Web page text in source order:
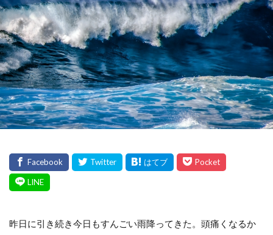
昨日に引き続き今日もすんごい雨降ってきた。頭痛くなるか